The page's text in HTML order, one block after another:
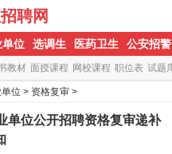
聘网
单位 选调生 医药卫生 公安招警
教材 面授课程 网校课程 职位表 试题
位 > 资格复审 >
单位公开招聘资格复审递补